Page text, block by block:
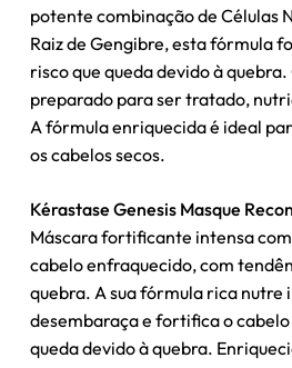
potente combinação de Células
Raiz de Gengibre, esta fórmula
risco que queda devido à
preparado para ser tratado,
A fórmula enriquecida é ideal
os cabelos secos.
Kérastase Genesis Masque
Máscara fortificante intensa
cabelo enfraquecido, com
quebra. A sua fórmula rica nutre
desembaraça e fortifica o
queda devido à quebra.